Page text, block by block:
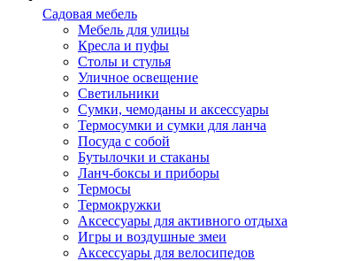
Садовая мебель
Мебель для улицы
Кресла и пуфы
Столы и стулья
Уличное освещение
Светильники
Сумки, чемоданы и аксессуары
Термосумки и сумки для ланча
Посуда с собой
Бутылочки и стаканы
Ланч-боксы и приборы
Термосы
Термокружки
Аксессуары для активного отдыха
Игры и воздушные змеи
Аксессуары для велосипедов